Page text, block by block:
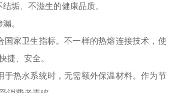
垢、不滋生的健康品质。
。
国家卫生指标。不一样的热熔连接技术，使
捷、安全。
于热水系统时，无需额外保温材料。作为节